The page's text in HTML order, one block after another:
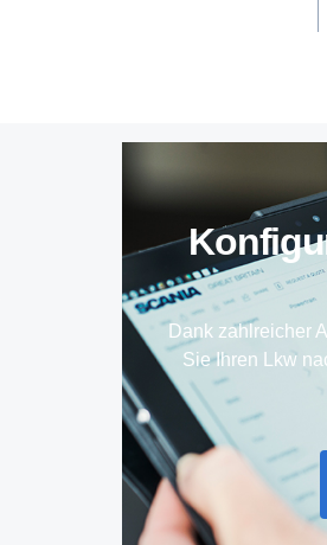
Dank zahlreicher
Sie Ihren Lkw